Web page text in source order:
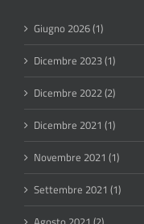
Giugno 2026 (1)
Dicembre 2023 (1)
Dicembre 2022 (2)
Dicembre 2021 (1)
Novembre 2021 (1)
Settembre 2021 (1)